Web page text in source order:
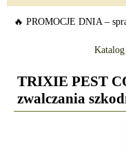
🔥 PROMOCJE DNIA –
Katalog
TRIXIE PEST
zwalczania